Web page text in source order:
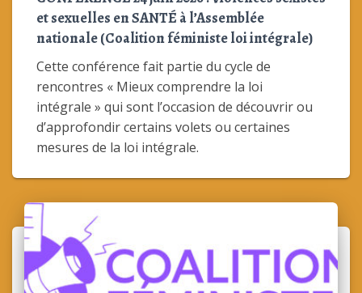
et sexuelles en SANTÉ à l’Assemblée
nationale (Coalition féministe loi intégrale)
Cette conférence fait partie du cycle de
rencontres « Mieux comprendre la loi
intégrale » qui sont l’occasion de découvrir ou
d’approfondir certains volets ou certaines
mesures de la loi intégrale.